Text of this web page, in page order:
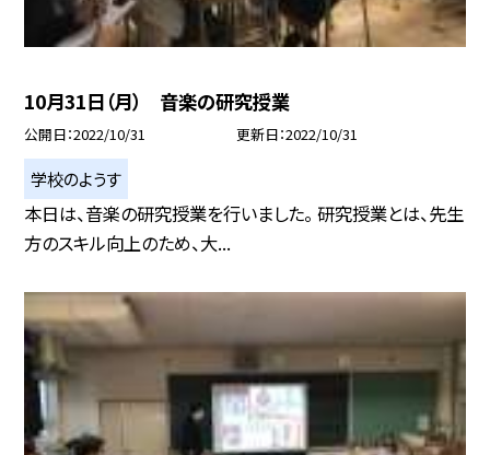
10月31日（月） 音楽の研究授業
公開日 2022/10/31 更新日 2022/10/31
学校のようす
本日は、音楽の研究授業を行いました。 研究授業とは、先生
方のスキル向上のため、大...